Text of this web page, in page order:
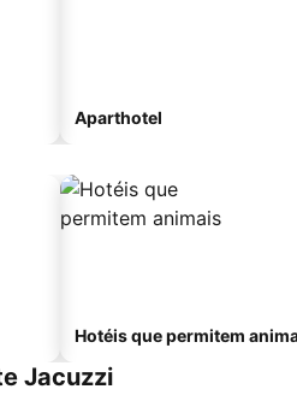
Aparthotel
Hotéis que permitem
Jacuzzi